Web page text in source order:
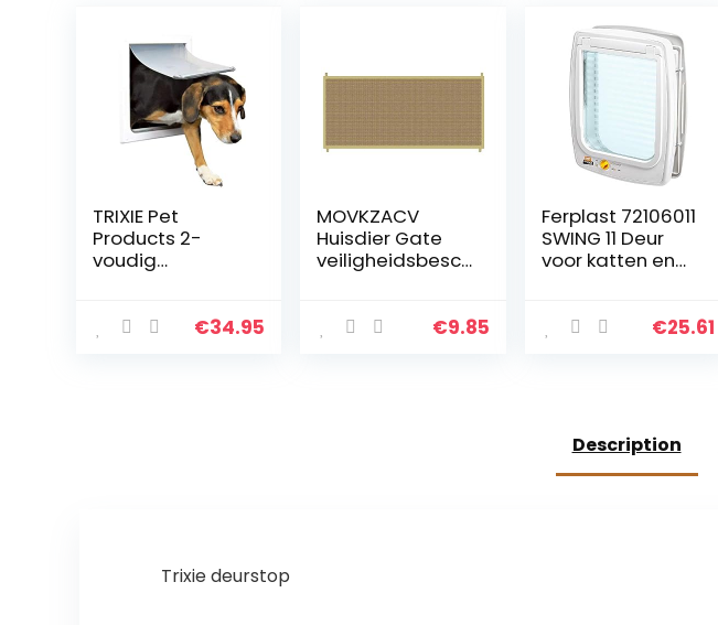
TRIXIE Pet
Products 2-
voudig
voor kleine tot
€34.95
MOVKZACV
Huisdier Gate
veiligheidsbesch
opvouwbare€9.85
Ferplast 72106011
SWING 11 Deur
voor katten en
bestuurbare in-
€25.61
Description
Trixie deurstop